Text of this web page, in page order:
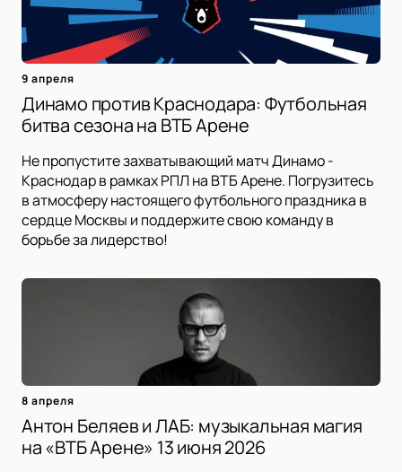
9 апреля
Динамо против Краснодара: Футбольная
битва сезона на ВТБ Арене
Не пропустите захватывающий матч Динамо -
Краснодар в рамках РПЛ на ВТБ Арене. Погрузитесь
в атмосферу настоящего футбольного праздника в
сердце Москвы и поддержите свою команду в
борьбе за лидерство!
8 апреля
Антон Беляев и ЛАБ: музыкальная магия
на «ВТБ Арене» 13 июня 2026